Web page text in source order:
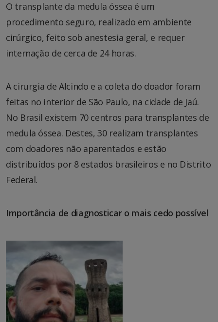
O transplante da medula óssea é um
procedimento seguro, realizado em ambiente
cirúrgico, feito sob anestesia geral, e requer
internação de cerca de 24 horas.
A cirurgia de Alcindo e a coleta do doador foram
feitas no interior de São Paulo, na cidade de Jaú.
No Brasil existem 70 centros para transplantes de
medula óssea. Destes, 30 realizam transplantes
com doadores não aparentados e estão
distribuídos por 8 estados brasileiros e no Distrito
Federal.
Importância de diagnosticar o mais cedo possível